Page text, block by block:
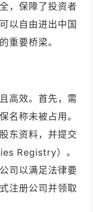
，保障了投资者
以自由进出中国
重要桥梁。
高效。首先，需
名称未被占用。
东资料，并提交
Registry）。
司以满足法律要
注册公司并领取